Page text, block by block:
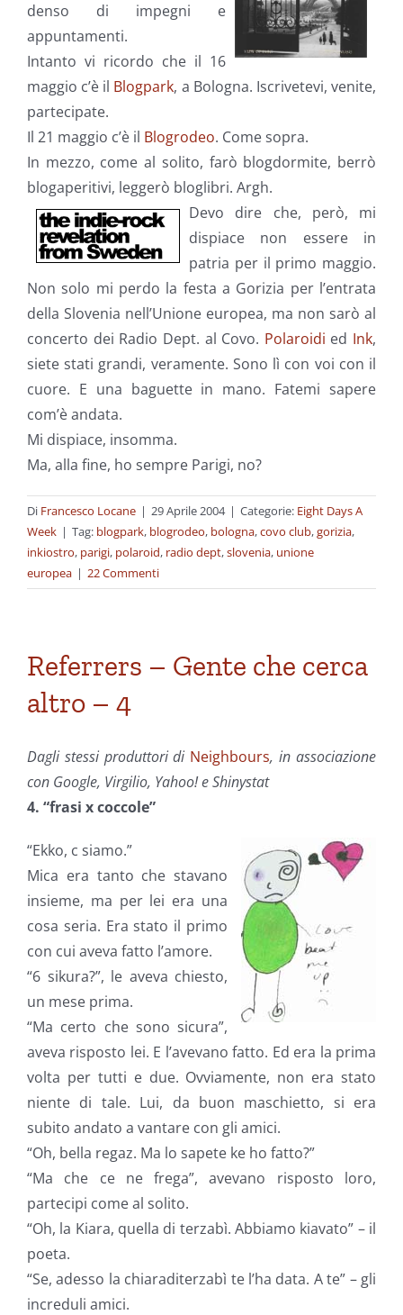
denso di impegni e
appuntamenti.
Intanto vi ricordo che il 16
maggio c’è il Blogpark, a Bologna. Iscrivetevi, venite,
partecipate.
Il 21 maggio c’è il Blogrodeo. Come sopra.
In mezzo, come al solito, farò blogdormite, berrò
blogaperitivi, leggerò bloglibri. Argh.
Devo dire che, però, mi
dispiace non essere in
patria per il primo maggio.
Non solo mi perdo la festa a Gorizia per l’entrata
della Slovenia nell’Unione europea, ma non sarò al
concerto dei Radio Dept. al Covo. Polaroidi ed Ink,
siete stati grandi, veramente. Sono lì con voi con il
cuore. E una baguette in mano. Fatemi sapere
com’è andata.
Mi dispiace, insomma.
Ma, alla fine, ho sempre Parigi, no?
Di Francesco Locane | 29 Aprile 2004 | Categorie: Eight Days A
Week | Tag: blogpark, blogrodeo, bologna,covo club,gorizia,
inkiostro, parigi, polaroid, radio dept,slovenia, unione
europea | 22 Commenti
Referrers – Gente che cerca
altro – 4
Dagli stessi produttori di Neighbours, in associazione
con Google, Virgilio, Yahoo! e Shinystat
4. “frasi x coccole”
“Ekko, c siamo.”
Mica era tanto che stavano
insieme, ma per lei era una
cosa seria. Era stato il primo
con cui aveva fatto l’amore.
“6 sikura?”, le aveva chiesto,
un mese prima.
“Ma certo che sono sicura”,
aveva risposto lei. E l’avevano fatto. Ed era la prima
volta per tutti e due. Ovviamente, non era stato
niente di tale. Lui, da buon maschietto, si era
subito andato a vantare con gli amici.
“Oh, bella regaz. Ma lo sapete ke ho fatto?”
“Ma che ce ne frega”, avevano risposto loro,
partecipi come al solito.
“Oh, la Kiara, quella di terzabì. Abbiamo kiavato” – il
poeta.
“Se, adesso la chiaraditerzabì te l’ha data. A te” – gli
increduli amici.